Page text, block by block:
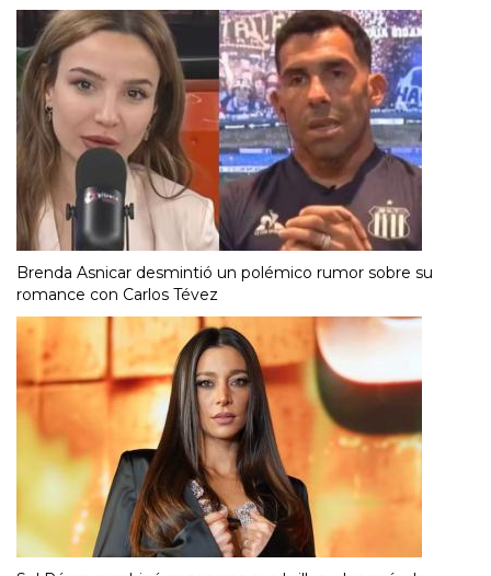
Brenda Asnicar desmintió un polémico rumor sobre su
romance con Carlos Tévez